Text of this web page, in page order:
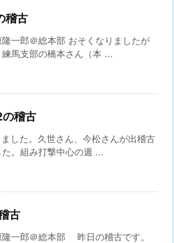
稽古
一郎＠総本部 おそくなりましたが
馬支部の橋本さん（本 ...
稽古
した。久世さん、今松さんが出稽古
。組み打撃中心の週 ...
古
隆一郎＠総本部 昨日の稽古です。